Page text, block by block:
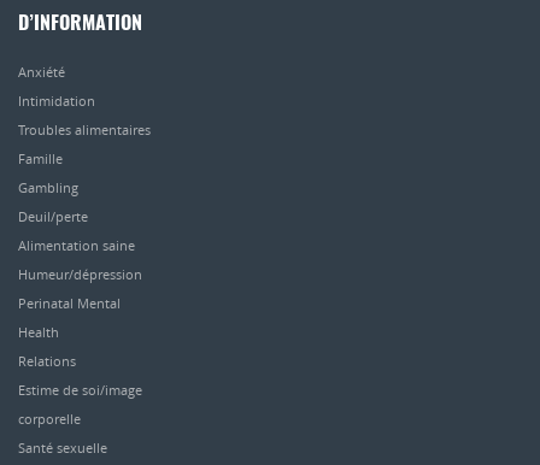
D’INFORMATION
Anxiété
Intimidation
Troubles alimentaires
Famille
Gambling
Deuil/perte
Alimentation saine
Humeur/dépression
Perinatal Mental
Health
Relations
Estime de soi/image
corporelle
Santé sexuelle